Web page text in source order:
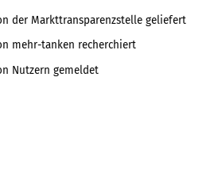
der Markttransparenzstelle geliefert
mehr-tanken recherchiert
Nutzern gemeldet